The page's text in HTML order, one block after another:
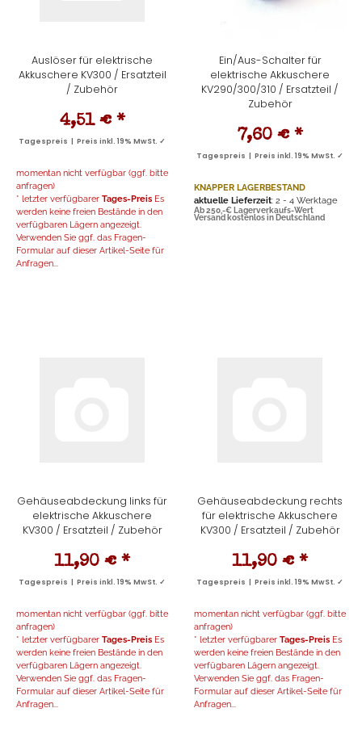
Auslöser für elektrische
Akkuschere KV300 / Ersatzteil
/ Zubehör
4,51 € *
Tagespreis | Preis inkl. 19% MwSt. ✓
momentan nicht verfügbar (ggf. bitte
anfragen)
* letzter verfügbarer Tages-Preis Es
werden keine freien Bestände in den
verfügbaren Lägern angezeigt.
Verwenden Sie ggf. das Fragen-
Formular auf dieser Artikel-Seite für
Anfragen...
Ein/Aus-Schalter für
elektrische Akkuschere
KV290/300/310 / Ersatzteil /
Zubehör
7,60 € *
Tagespreis | Preis inkl. 19% MwSt. ✓
KNAPPER LAGERBESTAND
aktuelle Lieferzeit: 2 - 4 Werktage
Ab 250,-€ Lagerverkaufs-Wert
Versand kostenlos in Deutschland
Gehäuseabdeckung links für
elektrische Akkuschere
KV300 / Ersatzteil / Zubehör
11,90 € *
Tagespreis | Preis inkl. 19% MwSt. ✓
momentan nicht verfügbar (ggf. bitte
anfragen)
* letzter verfügbarer Tages-Preis Es
werden keine freien Bestände in den
verfügbaren Lägern angezeigt.
Verwenden Sie ggf. das Fragen-
Formular auf dieser Artikel-Seite für
Anfragen...
Gehäuseabdeckung rechts
für elektrische Akkuschere
KV300 / Ersatzteil / Zubehör
11,90 € *
Tagespreis | Preis inkl. 19% MwSt. ✓
momentan nicht verfügbar (ggf. bitte
anfragen)
* letzter verfügbarer Tages-Preis Es
werden keine freien Bestände in den
verfügbaren Lägern angezeigt.
Verwenden Sie ggf. das Fragen-
Formular auf dieser Artikel-Seite für
Anfragen...